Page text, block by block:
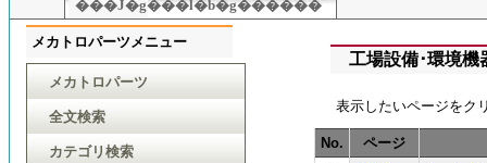
���J�g���l�b�g������
工場設備･環境機
表示したいページをク
No.
ページ
メカトロパーツメニュー
メカトロパーツ
全文検索
カテゴリ検索